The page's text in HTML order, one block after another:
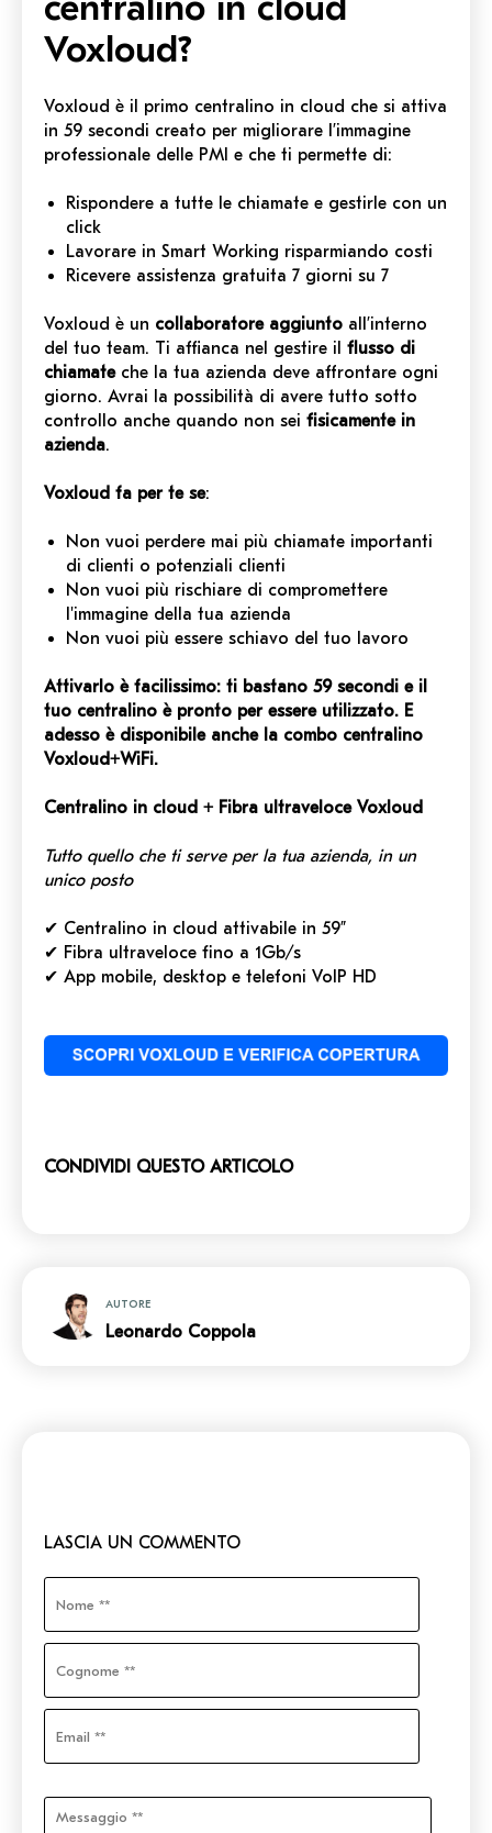
Voxloud?
Voxloud è il primo centralino in cloud che si attiva
in 59 secondi creato per migliorare l’immagine
professionale delle PMI e che ti permette di:
Rispondere a tutte le chiamate e gestirle con un
click
Lavorare in Smart Working risparmiando costi
Ricevere assistenza gratuita 7 giorni su 7
Voxloud è un collaboratore aggiunto all’interno
del tuo team. Ti affianca nel gestire il flusso di
chiamateche la tua azienda deve affrontare ogni
giorno. Avrai la possibilità di avere tutto sotto
controllo anche quando non sei fisicamente in
azienda.
Voxloud fa per te se:
Non vuoi perdere mai più chiamate importanti
di clienti o potenziali clienti
Non vuoi più rischiare di compromettere
l'immagine della tua azienda
Non vuoi più essere schiavo del tuo lavoro
Attivarlo è facilissimo: ti bastano 59 secondi e il
tuo centralino è pronto per essere utilizzato. E
adesso è disponibile anche la combo centralino
Voxloud+WiFi.
Centralino in cloud + Fibra ultraveloce Voxloud
Tutto quello che ti serve per la tua azienda, in un
unico posto
✔ Centralino in cloud attivabile in 59”
✔ Fibra ultraveloce fino a 1Gb/s
✔ App mobile, desktop e telefoni VoIP HD
CONDIVIDI QUESTO ARTICOLO
AUTORE
Leonardo Coppola
LASCIA UN COMMENTO